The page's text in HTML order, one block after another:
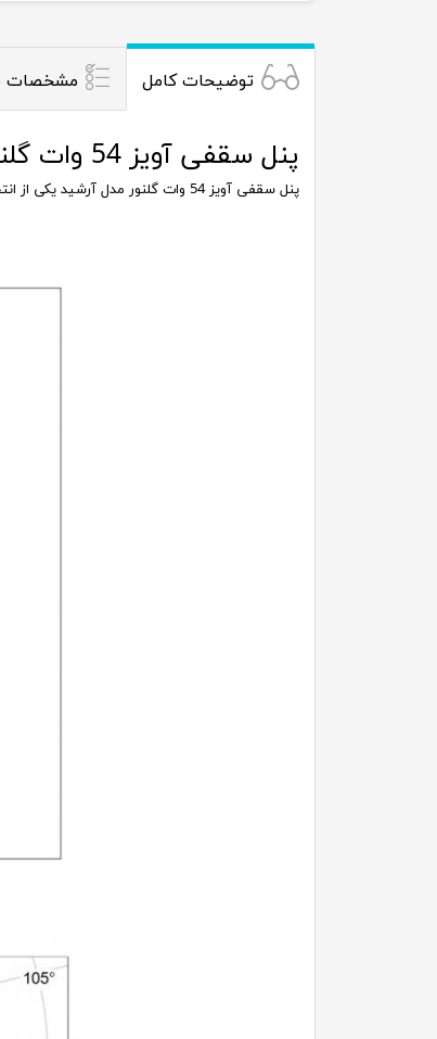
توضیحات کامل مشخصات
پنل سقفی آویز 54 وات گلنور مدل آرشید
پنل سقفی آویز 54 وات گلنور مدل آرشید یکی از انتخاب های مناسب برای محیط های تجاری و اداری با قابلیت نصب توکار، روکار و آویز طراحی شده است و دارای طول عمر و اطمینان بالا می باشد